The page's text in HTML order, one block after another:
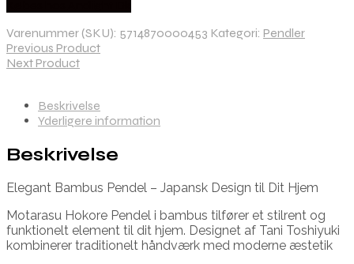
Varenummer (SKU): 5714870000453 Kategori: Pendler
Previous Product
Next Product
Beskrivelse
Yderligere information
Beskrivelse
Elegant Bambus Pendel – Japansk Design til Dit Hjem
Motarasu Hokore Pendel i bambus tilfører et stilrent og
funktionelt element til dit hjem. Designet af Tani Toshiyuki
kombinerer traditionelt håndværk med moderne æstetik